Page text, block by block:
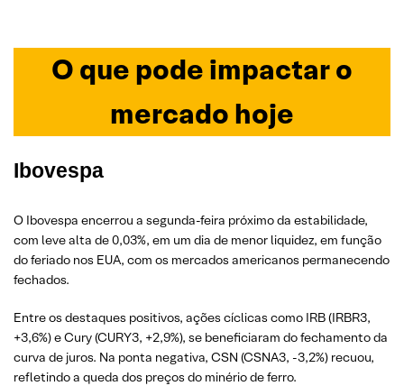
O que pode impactar o
mercado hoje
Ibovespa
O Ibovespa encerrou a segunda-feira próximo da estabilidade,
com leve alta de 0,03%, em um dia de menor liquidez, em função
do feriado nos EUA, com os mercados americanos permanecendo
fechados.
Entre os destaques positivos, ações cíclicas como IRB (IRBR3,
+3,6%) e Cury (CURY3, +2,9%), se beneficiaram do fechamento da
curva de juros. Na ponta negativa, CSN (CSNA3, -3,2%) recuou,
refletindo a queda dos preços do minério de ferro.